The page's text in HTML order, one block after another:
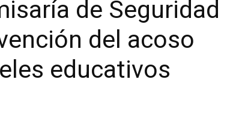
de Seguridad
del acoso
educativos